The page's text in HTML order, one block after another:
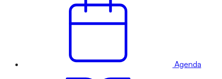
Agenda